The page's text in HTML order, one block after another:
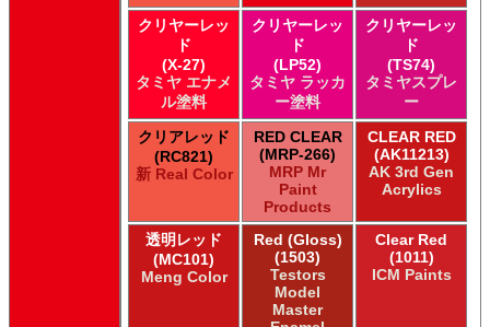
クリヤーレッ
ド
(X-27)
タミヤ エナメ
ル塗料
クリヤーレッ
ド
(LP52)
タミヤ ラッカ
ー塗料
クリヤーレッ
ド
(TS74)
タミヤスプレ
ー
クリアレッド
(RC821)
新 Real Color
RED CLEAR
(MRP-266)
MRP Mr
Paint
Products
CLEAR RED
(AK11213)
AK 3rd Gen
Acrylics
透明レッド
(MC101)
Meng Color
Red (Gloss)
(1503)
Testors
Model
Master
Clear Red
(1011)
ICM Paints